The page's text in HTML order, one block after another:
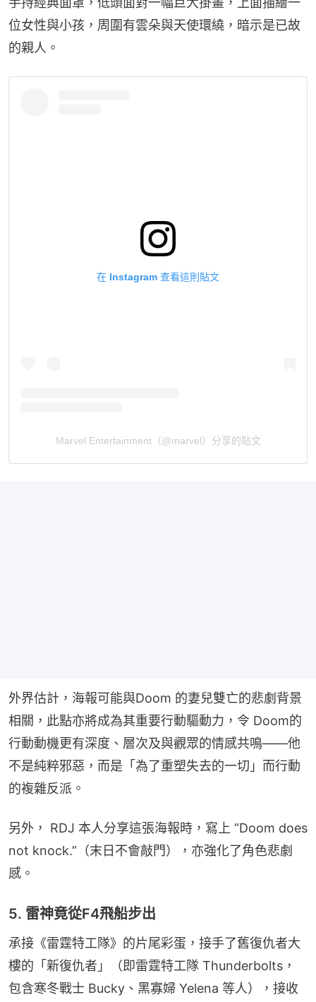
位女性與小孩，周圍有雲朵與天使環繞，暗示是已故
的親人。
在 Instagram 查看這則貼文
Marvel Entertainment（@marvel）分享的貼文
外界估計，海報可能與Doom 的妻兒雙亡的悲劇背景
相關，此點亦將成為其重要行動驅動力，令 Doom的
行動動機更有深度、層次及與觀眾的情感共鳴——他
不是純粹邪惡，而是「為了重塑失去的一切」而行動
的複雜反派。
另外， RDJ 本人分享這張海報時，寫上 “Doom does
not knock.”（末日不會敲門），亦強化了角色悲劇
感。
5. 雷神竟從F4飛船步出
承接《雷霆特工隊》的片尾彩蛋，接手了舊復仇者大
樓的「新復仇者」（即雷霆特工隊 Thunderbolts，
包含寒冬戰士 Bucky、黑寡婦 Yelena 等人），接收